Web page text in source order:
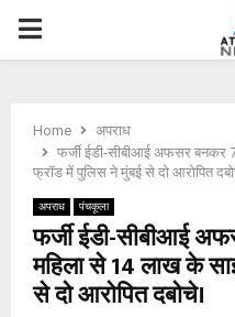
P
M
A
Home
अपराध
फर्जी ईडी-सीबीआई अफसर बनकर
फ्रॉड में पुलिस ने मुंबई से दो आरोपित
अपराध पंचकूला
फर्जी ईडी-सीबीआई
महिला से 14 लाख के
से दो आरोपित दबोचे।